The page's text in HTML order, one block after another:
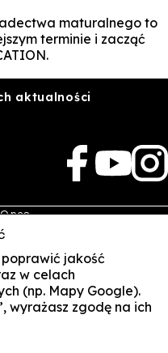
maturalnego to
terminie i zacząć
aktualności
O nas
Rekrutacja
Studia
Kontakt
Student
Multis Multum
jakość
w celach
(np. Mapy Google).
wyrażasz zgodę na ich